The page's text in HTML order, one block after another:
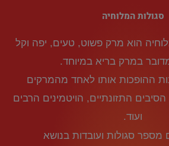
סגולות המלוחיה
הוא מרק פשוט, טעים, יפה וקל
במרק בריא במיוחד.
ההופכות אותו לאחד מהמרקים
התזונתיים, הויטמינים הרבים
ועוד.
מספר סגולות ועובדות בנושא